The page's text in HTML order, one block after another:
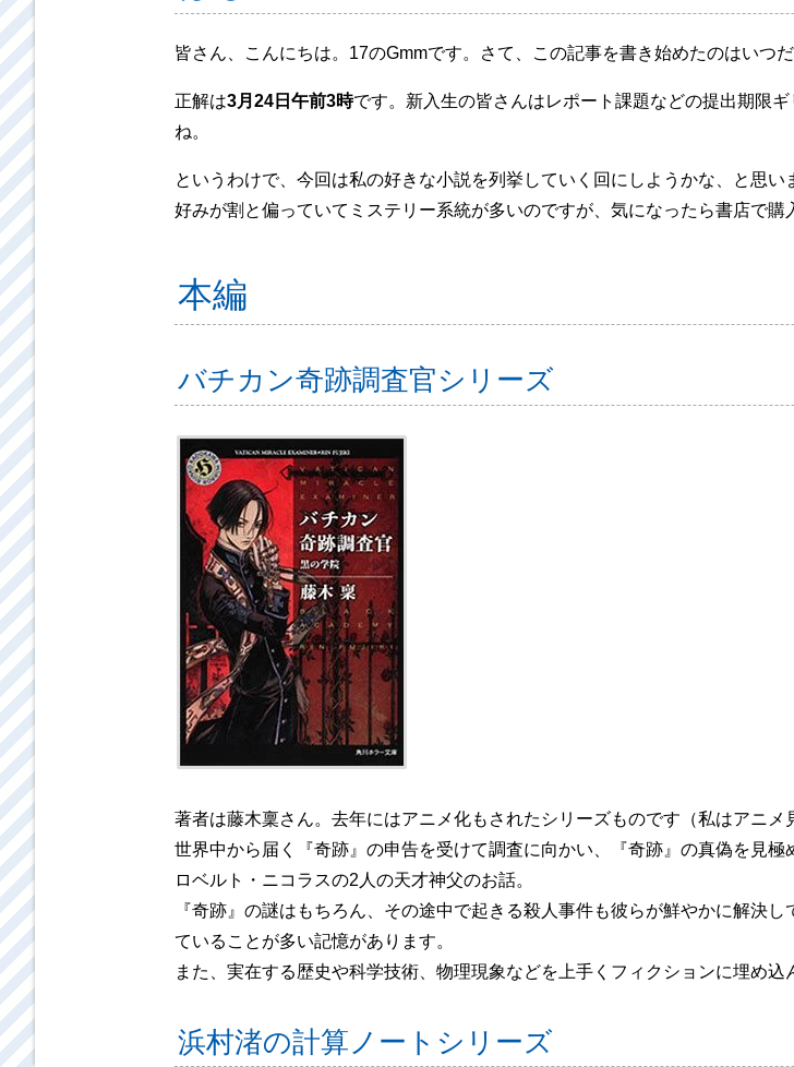
皆さん、こんにちは。17のGmmです。さて、この記事を書き始めたのはいつ
正解は3月24日午前3時です。新入生の皆さんはレポート課題などの提出期限
ね。
というわけで、今回は私の好きな小説を列挙していく回にしようかな、と思い
好みが割と偏っていてミステリー系統が多いのですが、気になったら書店で購
本編
バチカン奇跡調査官シリーズ
著者は藤木稟さん。去年にはアニメ化もされたシリーズものです（私はアニメ
世界中から届く『奇跡』の申告を受けて調査に向かい、『奇跡』の真偽を見
ロベルト・ニコラスの2人の天才神父のお話。
『奇跡』の謎はもちろん、その途中で起きる殺人事件も彼らが鮮やかに解決
ていることが多い記憶があります。
また、実在する歴史や科学技術、物理現象などを上手くフィクションに埋め
浜村渚の計算ノートシリーズ